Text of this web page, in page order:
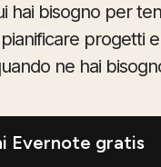
hai bisogno per
progetti
ne hai
Evernote gratis